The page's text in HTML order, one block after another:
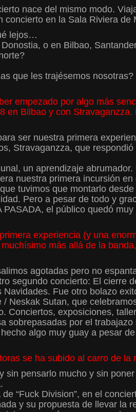
nace del mismo modo.
concierto en la Sala Riviera
lejos…
o en Bilbao,
que les trajésemos nosotras?
empezado por algo más
en Bilbao y con
ser nuestra primera
Stravaganzza, que
un aprendizaje
nuestra primera incursión
tuvimos que montarlo
Pero a pesar de todo y
PASADA, el público quedó
experiencia (y una
más allá de la
agotadas pero no
segundo concierto: El cierre
Fue otro bolazo
Neskak Sutan, que
Conciertos, exposiciones,
sobrepasadas por el
algo muy guay a pesar
se ha subido al carro de
sin pensarlo mucho y sin
“Fuck Division”, en el
y su propuesta de llevar la